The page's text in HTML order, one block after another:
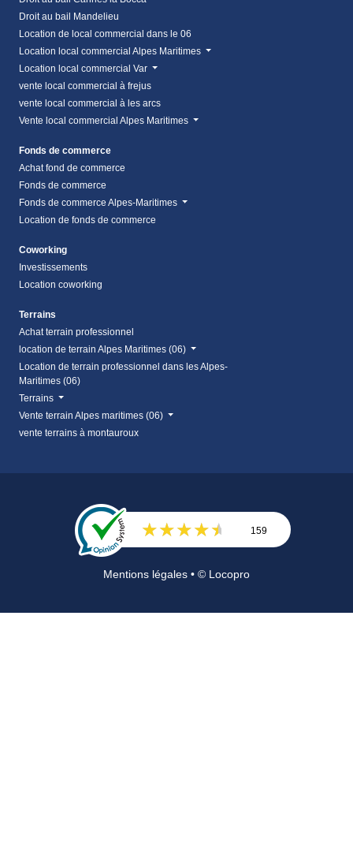
Droit au bail Mandelieu
Location de local commercial dans le 06
Location local commercial Alpes Maritimes
Location local commercial Var
vente local commercial à frejus
vente local commercial à les arcs
Vente local commercial Alpes Maritimes
Fonds de commerce
Achat fond de commerce
Fonds de commerce
Fonds de commerce Alpes-Maritimes
Location de fonds de commerce
Coworking
Investissements
Location coworking
Terrains
Achat terrain professionnel
location de terrain Alpes Maritimes (06)
Location de terrain professionnel dans les Alpes-
Maritimes (06)
Terrains
Vente terrain Alpes maritimes (06)
vente terrains à montauroux
159
Mentions légales • © Locopro